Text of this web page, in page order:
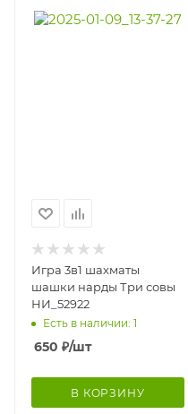
Игра 3в1 шахматы
шашки нарды Три совы
НИ_52922
Есть в наличии: 1
650 ₽/шт
В КОРЗИНУ